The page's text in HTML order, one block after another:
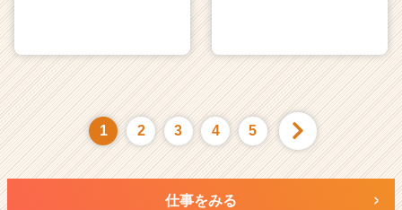
1 2 3 4 5
仕事をみる